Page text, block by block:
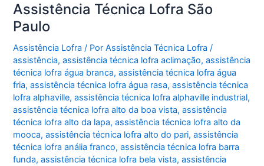
Assistência Técnica Lofra São
Paulo
Assistência Lofra / PorAssistência Técnica Lofra/
assistência,assistência técnica lofra aclimação,assistência
técnica lofra água branca,assistência técnica lofra água
fria,assistência técnica lofra água rasa,assistência técnica
lofra alphaville,assistência técnica lofra alphaville industrial,
assistência técnica lofra alto da boa vista,assistência
técnica lofra alto da lapa,assistência técnica lofra alto da
mooca,assistência técnica lofra alto do pari,assistência
técnica lofra anália franco,assistência técnica lofra barra
funda,assistência técnica lofra bela vista,assistência